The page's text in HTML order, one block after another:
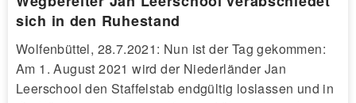
sich in den Ruhestand
Wolfenbüttel, 28.7.2021: Nun ist der Tag gekommen:
Am 1. August 2021 wird der Niederländer Jan
Leerschool den Staffelstab endgültig loslassen und in